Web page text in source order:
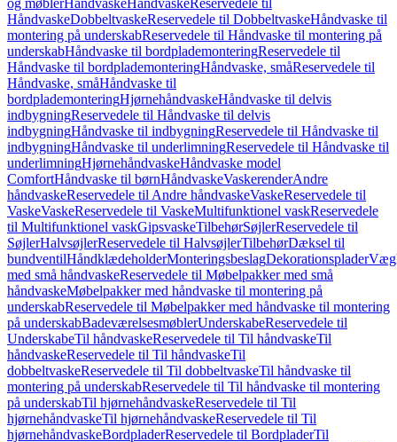
og møblerHåndvaskeHåndvaskeReservedele til
HåndvaskeDobbeltvaskeReservedele til DobbeltvaskeHåndvaske til
montering på underskabReservedele til Håndvaske til montering på
underskabHåndvaske til bordplademonteringReservedele til
Håndvaske til bordplademonteringHåndvaske, småReservedele til
Håndvaske, småHåndvaske til
bordplademonteringHjørnehåndvaskeHåndvaske til delvis
indbygningReservedele til Håndvaske til delvis
indbygningHåndvaske til indbygningReservedele til Håndvaske til
indbygningHåndvaske til underlimningReservedele til Håndvaske til
underlimningHjørnehåndvaskeHåndvaske model
ComfortHåndvaske til børnHåndvaskeVaskerenderAndre
håndvaskeReservedele til Andre håndvaskeVaskeReservedele til
VaskeVaskeReservedele til VaskeMultifunktionel vaskReservedele
til Multifunktionel vaskGipsvaskeTilbehørSøjlerReservedele til
SøjlerHalvsøjlerReservedele til HalvsøjlerTilbehørDæksel til
bundventilHåndklædeholderMonteringsbeslagDekorationsplader
med små håndvaskeReservedele til Møbelpakker med små
håndvaskeMøbelpakker med håndvaske til montering på
underskabReservedele til Møbelpakker med håndvaske til montering
på underskabBadeværelsesmøblerUnderskabeReservedele til
UnderskabeTil håndvaskeReservedele til Til håndvaskeTil
håndvaskeReservedele til Til håndvaskeTil
dobbeltvaskeReservedele til Til dobbeltvaskeTil håndvaske til
montering på underskabReservedele til Til håndvaske til montering
på underskabTil hjørnehåndvaskeReservedele til Til
hjørnehåndvaskeTil hjørnehåndvaskeReservedele til Til
hjørnehåndvaskeBordpladerReservedele til BordpladerTil